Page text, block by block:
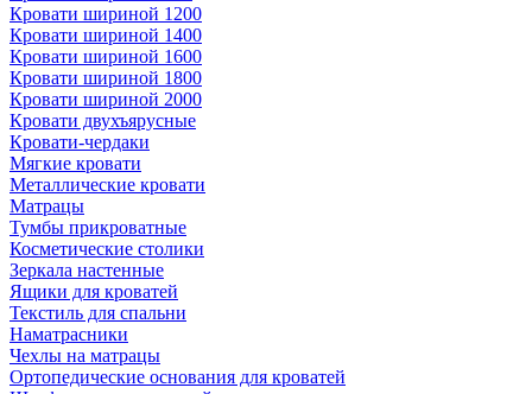
Кровати шириной 1200
Кровати шириной 1400
Кровати шириной 1600
Кровати шириной 1800
Кровати шириной 2000
Кровати двухъярусные
Кровати-чердаки
Мягкие кровати
Металлические кровати
Матрацы
Тумбы прикроватные
Косметические столики
Зеркала настенные
Ящики для кроватей
Текстиль для спальни
Наматрасники
Чехлы на матрацы
Ортопедические основания для кроватей